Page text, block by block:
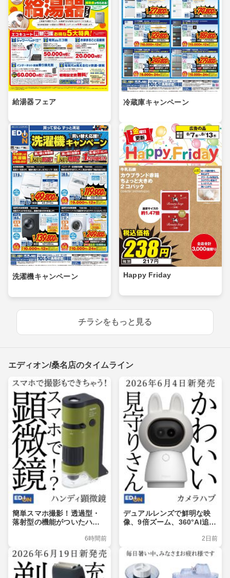
給湯器フェア 冷蔵庫キャンペーン
洗濯機キャンペーン Happy Friday
チラシをもっと見る
エディオン/桑名店のタイムライン
簡単スマホ撮影！透過型・
落射型の機能がついたハン
6時間前
デュアルレンズで鮮明な映
像、9倍ズーム、360°Al追
2日前